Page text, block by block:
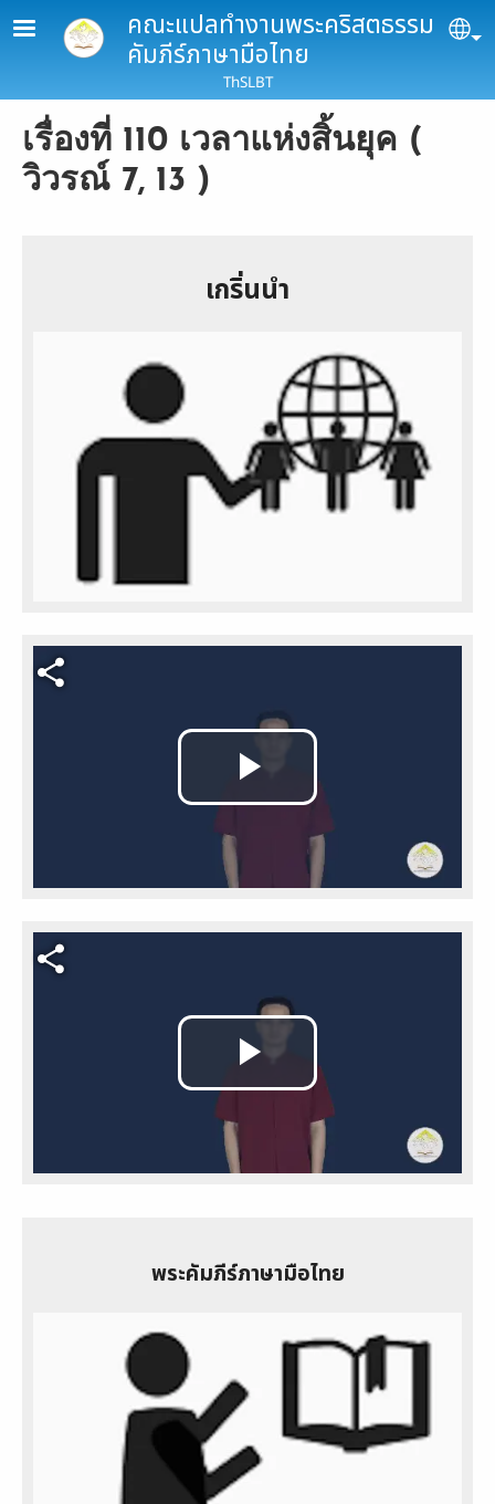
Skip to main contentคณะแปลทำงานพระคริสตธรรม
คัมภีร์ภาษามือไทย
ThSLBT
เรื่องที่ 110 เวลาแห่งสิ้นยุค (
วิวรณ์ 7, 13 )
เกริ่นนำ
Video file
Play
Video
Video file
Play
Video
พระคัมภีร์ภาษามือไทย